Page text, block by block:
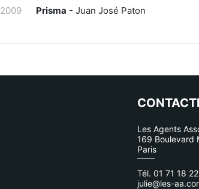
2009
Prisma - Juan José Paton
Les Agents
169 Boulevard
Paris
Tél. 01 71 18
julie@les-